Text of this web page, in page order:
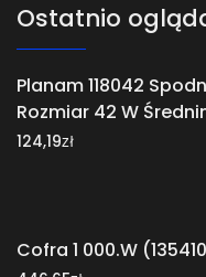
Ostatnio
Planam 118042
Rozmiar 42 W
124,19zł
Cofra 1 000.W